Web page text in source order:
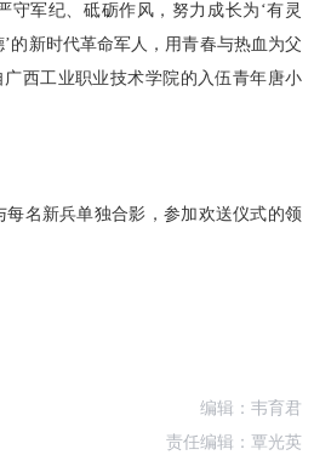
守军纪、砥砺作风，努力成长为‘有灵
的新时代革命军人，用青春与热血为父
西工业职业技术学院的入伍青年唐小
名新兵单独合影，参加欢送仪式的领
编辑：韦育君
责任编辑：覃光英